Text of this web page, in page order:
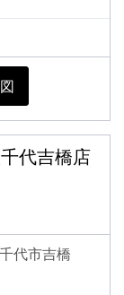
代吉橋店
代市吉橋